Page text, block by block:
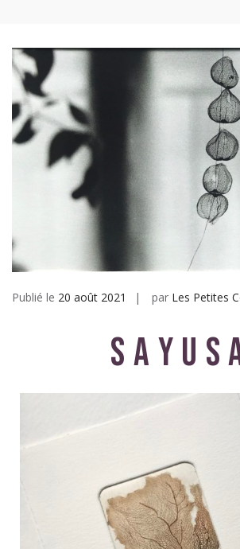
Publié le 20 août 2021 par Les Petites
S a y u s